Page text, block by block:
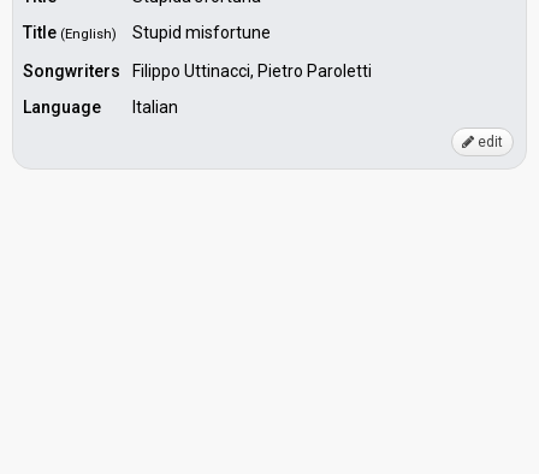
Title (English)
Stupid misfortune
Songwriters
Filippo Uttinacci, Pietro Paroletti
Language
Italian
edit